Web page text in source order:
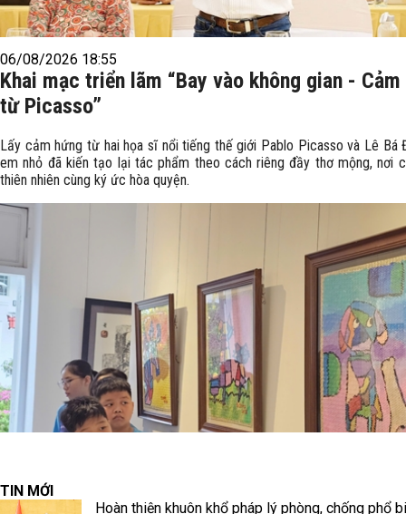
06/08/2026 18:55
Khai mạc triển lãm “Bay vào không gian -
từ Picasso”
Lấy cảm hứng từ hai họa sĩ nổi tiếng thế giới Pablo Picasso và Lê Bá
em nhỏ đã kiến tạo lại tác phẩm theo cách riêng đầy thơ mộng, nơi
thiên nhiên cùng ký ức hòa quyện.
TIN MỚI
Hoàn thiện khuôn khổ pháp lý phòng, chống phổ